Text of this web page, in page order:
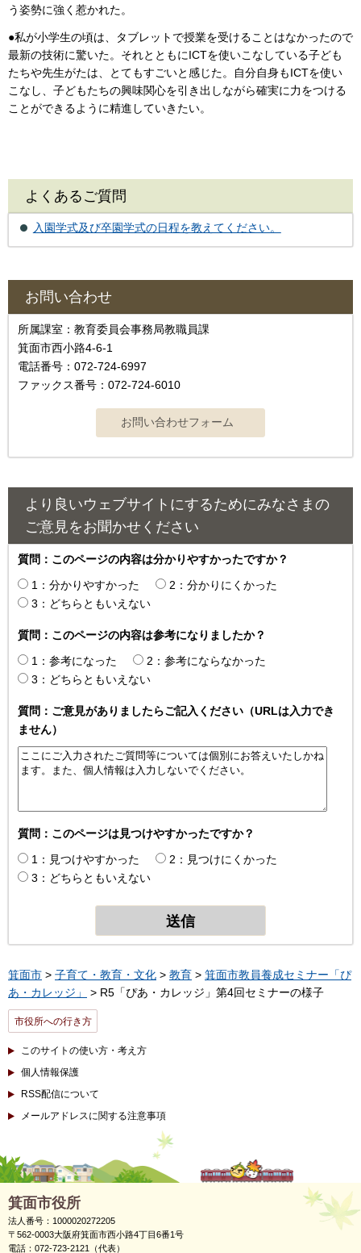
う姿勢に強く惹かれた。
●私が小学生の頃は、タブレットで授業を受けることはなかったので
最新の技術に驚いた。それとともにICTを使いこなしている子ども
たちや先生がたは、とてもすごいと感じた。自分自身もICTを使い
こなし、子どもたちの興味関心を引き出しながら確実に力をつける
ことができるように精進していきたい。
よくあるご質問
入園学式及び卒園学式の日程を教えてください。
お問い合わせ
所属課室：教育委員会事務局教職員課
箕面市西小路4-6-1
電話番号：072-724-6997
ファックス番号：072-724-6010
より良いウェブサイトにするためにみなさまの
ご意見をお聞かせください
質問：このページの内容は分かりやすかったですか？
1：分かりやすかった
2：分かりにくかった
3：どちらともいえない
質問：このページの内容は参考になりましたか？
1：参考になった
2：参考にならなかった
3：どちらともいえない
質問：ご意見がありましたらご記入ください（URLは入力でき
ません）
質問：このページは見つけやすかったですか？
1：見つけやすかった
2：見つけにくかった
3：どちらともいえない
箕面市 > 子育て・教育・文化 > 教育 > 箕面市教員養成セミナー「ぴ
あ・カレッジ」
> R5「ぴあ・カレッジ」第4回セミナーの様子
市役所への行き方
このサイトの使い方・考え方
個人情報保護
RSS配信について
メールアドレスに関する注意事項
箕面市役所
法人番号：1000020272205
〒562-0003大阪府箕面市西小路4丁目6番1号
電話：072-723-2121（代表）